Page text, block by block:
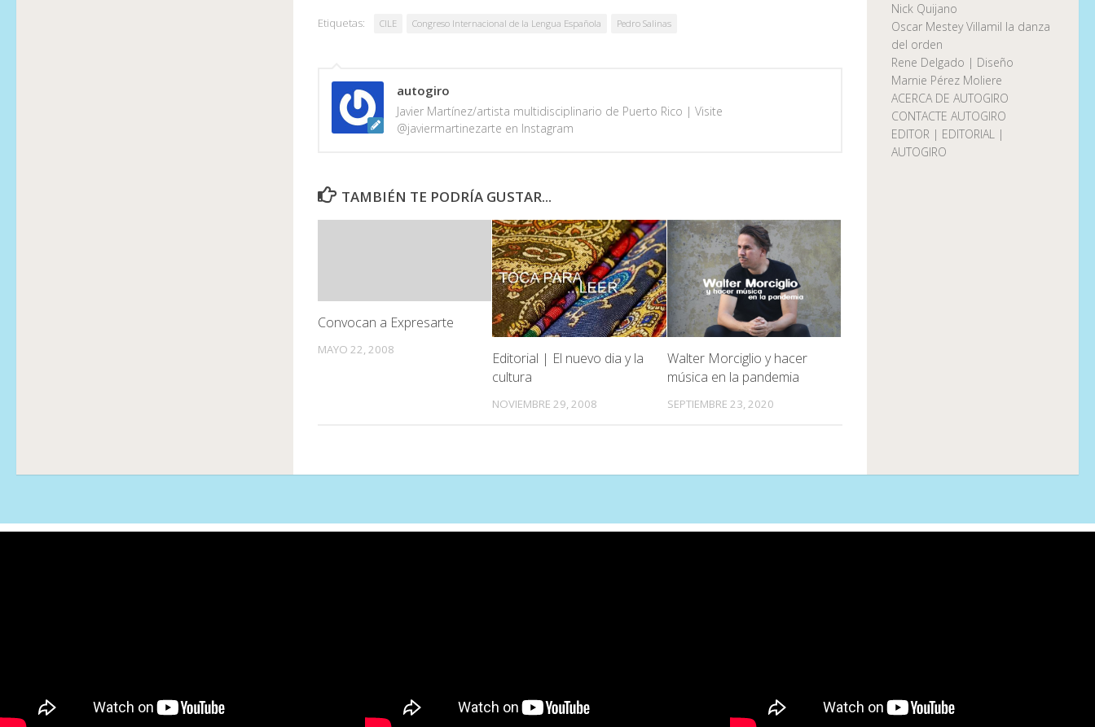
Etiquetas: CILE Congreso Internacional de la Lengua Española Pedro Salinas
autogiro
Javier Martínez/artista multidisciplinario de Puerto Rico | Visite
@javiermartinezarte en Instagram
TAMBIÉN TE PODRÍA GUSTAR...
Convocan a Expresarte
MAYO 22, 2008
Editorial | El nuevo dia y la
cultura
NOVIEMBRE 29, 2008
Walter Morciglio y hacer
música en la pandemia
SEPTIEMBRE 23, 2020
Nick Quijano
Oscar Mestey Villamil la danza
del orden
Rene Delgado | Diseño
Marnie Pérez Moliere
ACERCA DE AUTOGIRO
CONTACTE AUTOGIRO
EDITOR | EDITORIAL |
AUTOGIRO